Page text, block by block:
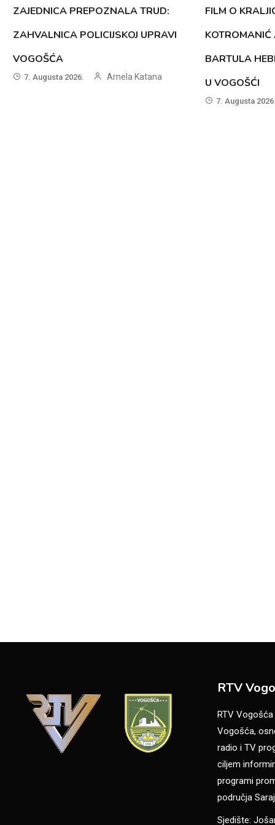
ZAJEDNICA PREPOZNALA TRUD:
ZAHVALNICA POLICIJSKOJ UPRAVI
VOGOŠĆA
7. Augusta 2026. Arnela Katana
FILM O
KOTROMANIĆ
BARTULA
U VOGOŠĆI
7. Augusta 2026.
RTV
RTV
Vogošća,
radio i TV
ciljem
programi
područja
Sjedište: